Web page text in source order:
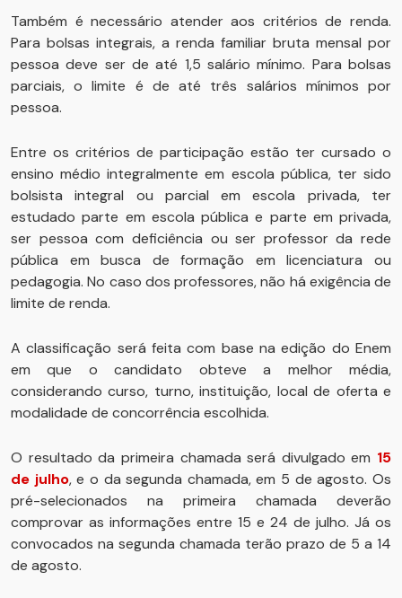
Também é necessário atender aos critérios de renda.
Para bolsas integrais, a renda familiar bruta mensal por
pessoa deve ser de até 1,5 salário mínimo. Para bolsas
parciais, o limite é de até três salários mínimos por
pessoa.
Entre os critérios de participação estão ter cursado o
ensino médio integralmente em escola pública, ter sido
bolsista integral ou parcial em escola privada, ter
estudado parte em escola pública e parte em privada,
ser pessoa com deficiência ou ser professor da rede
pública em busca de formação em licenciatura ou
pedagogia. No caso dos professores, não há exigência de
limite de renda.
A classificação será feita com base na edição do Enem
em que o candidato obteve a melhor média,
considerando curso, turno, instituição, local de oferta e
modalidade de concorrência escolhida.
O resultado da primeira chamada será divulgado em 15
de julho, e o da segunda chamada, em 5 de agosto. Os
pré-selecionados na primeira chamada deverão
comprovar as informações entre 15 e 24 de julho. Já os
convocados na segunda chamada terão prazo de 5 a 14
de agosto.